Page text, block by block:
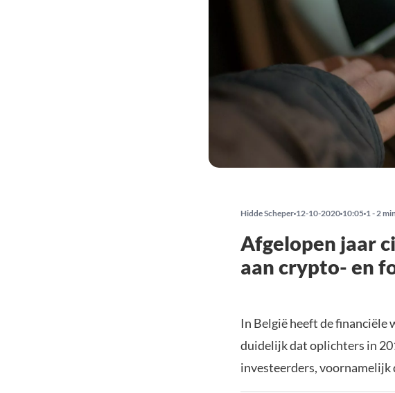
Hidde Scheper 12-10-2020 10:05 1 - 2 min
Afgelopen jaar
aan crypto- en
In België heeft de financiële
duidelijk dat oplichters in
investeerders, voornamelijk